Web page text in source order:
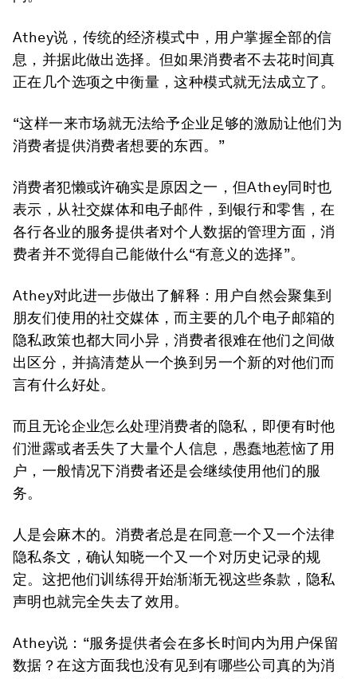
Athey说，传统的经济模式中，用户掌握全部的信
息，并据此做出选择。但如果消费者不去花时间真
正在几个选项之中衡量，这种模式就无法成立了。
“这样一来市场就无法给予企业足够的激励让他们为
消费者提供消费者想要的东西。”
消费者犯懒或许确实是原因之一，但Athey同时也
表示，从社交媒体和电子邮件，到银行和零售，在
各行各业的服务提供者对个人数据的管理方面，消
费者并不觉得自己能做什么“有意义的选择”。
Athey对此进一步做出了解释：用户自然会聚集到
朋友们使用的社交媒体，而主要的几个电子邮箱的
隐私政策也都大同小异，消费者很难在他们之间做
出区分，并搞清楚从一个换到另一个新的对他们而
言有什么好处。
而且无论企业怎么处理消费者的隐私，即便有时他
们泄露或者丢失了大量个人信息，愚蠢地惹恼了用
户，一般情况下消费者还是会继续使用他们的服
务。
人是会麻木的。消费者总是在同意一个又一个法律
隐私条文，确认知晓一个又一个对历史记录的规
定。这把他们训练得开始渐渐无视这些条款，隐私
声明也就完全失去了效用。
Athey说：“服务提供者会在多长时间内为用户保留
数据？在这方面我也没有见到有哪些公司真的为消